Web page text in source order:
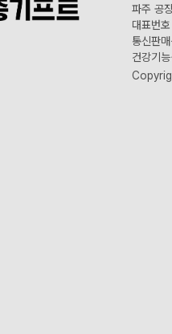
파주 공
대표번
통신판
건강기